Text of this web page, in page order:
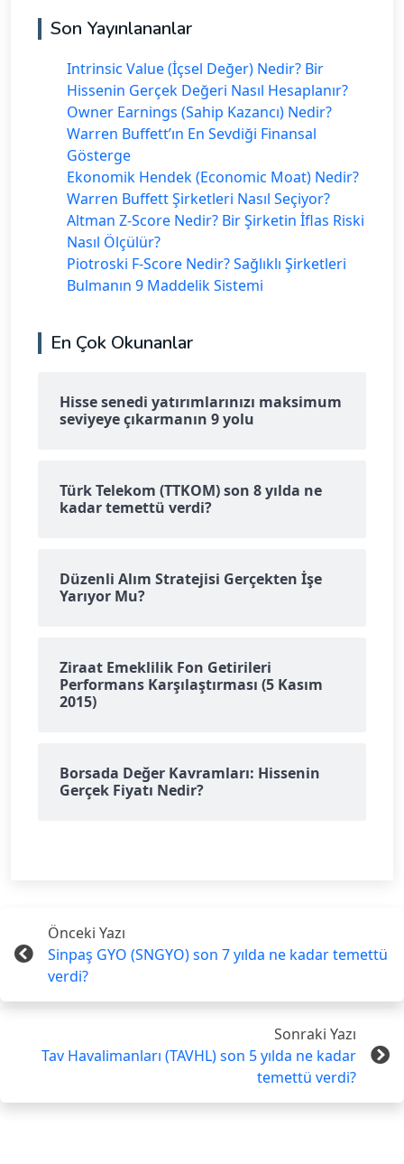
Son Yayınlananlar
Intrinsic Value (İçsel Değer) Nedir? Bir
Hissenin Gerçek Değeri Nasıl Hesaplanır?
Owner Earnings (Sahip Kazancı) Nedir?
Warren Buffett’ın En Sevdiği Finansal
Gösterge
Ekonomik Hendek (Economic Moat) Nedir?
Warren Buffett Şirketleri Nasıl Seçiyor?
Altman Z-Score Nedir? Bir Şirketin İflas Riski
Nasıl Ölçülür?
Piotroski F-Score Nedir? Sağlıklı Şirketleri
Bulmanın 9 Maddelik Sistemi
En Çok Okunanlar
Hisse senedi yatırımlarınızı maksimum
seviyeye çıkarmanın 9 yolu
Türk Telekom (TTKOM) son 8 yılda ne
kadar temettü verdi?
Düzenli Alım Stratejisi Gerçekten İşe
Yarıyor Mu?
Ziraat Emeklilik Fon Getirileri
Performans Karşılaştırması (5 Kasım
2015)
Borsada Değer Kavramları: Hissenin
Gerçek Fiyatı Nedir?
Önceki Yazı
Sinpaş GYO (SNGYO) son 7 yılda ne kadar temettü
verdi?
Sonraki Yazı
Tav Havalimanları (TAVHL) son 5 yılda ne kadar
temettü verdi?